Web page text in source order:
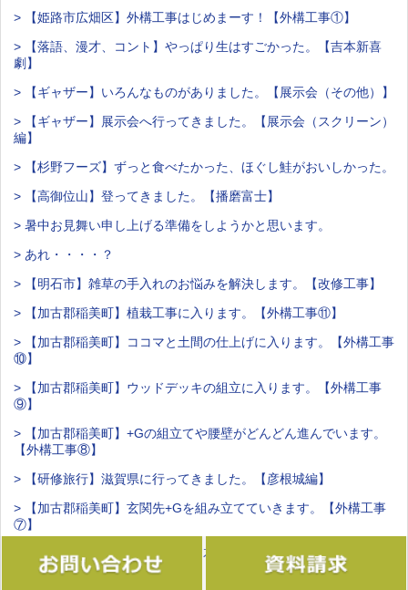
> 【姫路市広畑区】外構工事はじめまーす！【外構工事①】
> 【落語、漫才、コント】やっぱり生はすごかった。【吉本新喜
劇】
> 【ギャザー】いろんなものがありました。【展示会（その他）】
> 【ギャザー】展示会へ行ってきました。【展示会（スクリーン）
編】
> 【杉野フーズ】ずっと食べたかった、ほぐし鮭がおいしかった。
> 【高御位山】登ってきました。【播磨富士】
> 暑中お見舞い申し上げる準備をしようかと思います。
> あれ・・・・？
> 【明石市】雑草の手入れのお悩みを解決します。【改修工事】
> 【加古郡稲美町】植栽工事に入ります。【外構工事⑪】
> 【加古郡稲美町】ココマと土間の仕上げに入ります。【外構工事
⑩】
> 【加古郡稲美町】ウッドデッキの組立に入ります。【外構工事
⑨】
> 【加古郡稲美町】+Gの組立てや腰壁がどんどん進んでいます。
【外構工事⑧】
> 【研修旅行】滋賀県に行ってきました。【彦根城編】
> 【加古郡稲美町】玄関先+Gを組み立てていきます。【外構工事
⑦】
> 【加古郡稲美町】腰壁の下地と花壇が完成しました！【外構工事
⑥】